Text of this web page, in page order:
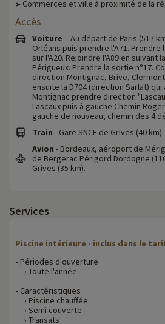
➤ Commerces et ville à proximité de la
Accès
Voiture - Au départ de Paris (517
Orléans puis prendre l'A71.
sur l'A20. Rejoindre l'A89 en suivant
Périgueux. Prendre la sortie n°17.
direction Montignac, Brive,
ensuite la D704 (direction Sarlat)
Montignac prendre direction
Lascaux puis à gauche Chemin
gauche de nouveau, chemin des 4
Train - Gare SNCF de Grives (40 km).
Avion - Bordeaux, aéroport de
de Bergerac Périgord Dordogne
Grives (35 km).
Services
Piscine intérieure - inclus dans le
• Périodes d'ouverture
› Toute l'année
• Caractéristiques
› Piscine chauffée
› Semi couverte
› Transats